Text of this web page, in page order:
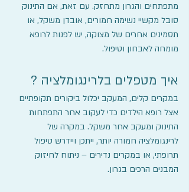
מתפתחים והגרון מתחזק. עם זאת, אם התינוק
סובל מקשיי נשימה חמורים, אובדן משקל, או
תסמינים אחרים של מצוקה, יש לפנות לרופא
מומחה לאבחון וטיפול.
איך מטפלים בלרינגומלציה ?
במקרים קלים, המעקב יכלול ביקורים תקופתיים
אצל רופא הילדים כדי לעקוב אחר התפתחות
התינוק ומעקב אחר משקל. במקרה של
לרינגומלציה חמורה יותר, ייתכן ויידרש טיפול
תרופתי, או במקרים נדירים – ניתוח לחיזוק
המבנים הרכים בגרון.